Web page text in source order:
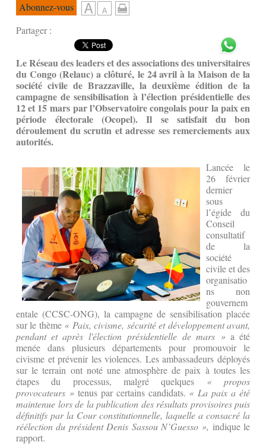
Abonnez-vous
Partager :
Le Réseaudes leaders etdes associations des universitaires
du Congo (Relauc) a clôturé, le 24 avril à la Maison de la
société civile de Brazzaville, la deuxième édition de la
campagne de sensibilisation à l’élection présidentielle des
12 et 15 mars par l’Observatoire congolais pour la paix en
période électorale (Ocopel). Il se satisfait du bon
déroulement du scrutin et adresse ses remerciements aux
autorités.
Lancée le
26 février
dernier
sous
l’égide du
Conseil
consultatif
de la
société
civile et des
organisatio
ns non
gouvernem
entale (CCSC-ONG), la campagne de sensibilisation placée
sur le thème « Paix, civisme, sécurité et développement avant,
pendant et après l'élection présidentielle de mars »a été
menée dans plusieurs départements pour promouvoir le
civisme et prévenir les violences. Les ambassadeurs déployés
sur le terrain ont noté une atmosphère de paix à toutes les
étapes du processus, malgré quelques « propos
provocateurs »tenus par certains candidats. « La paix a été
maintenue lors de la publication des résultats provisoires puis
définitifs par la Cour constitutionnelle, laquelle a consacré la
réélection du président Denis Sassou N’Guesso », indique le
rapport.